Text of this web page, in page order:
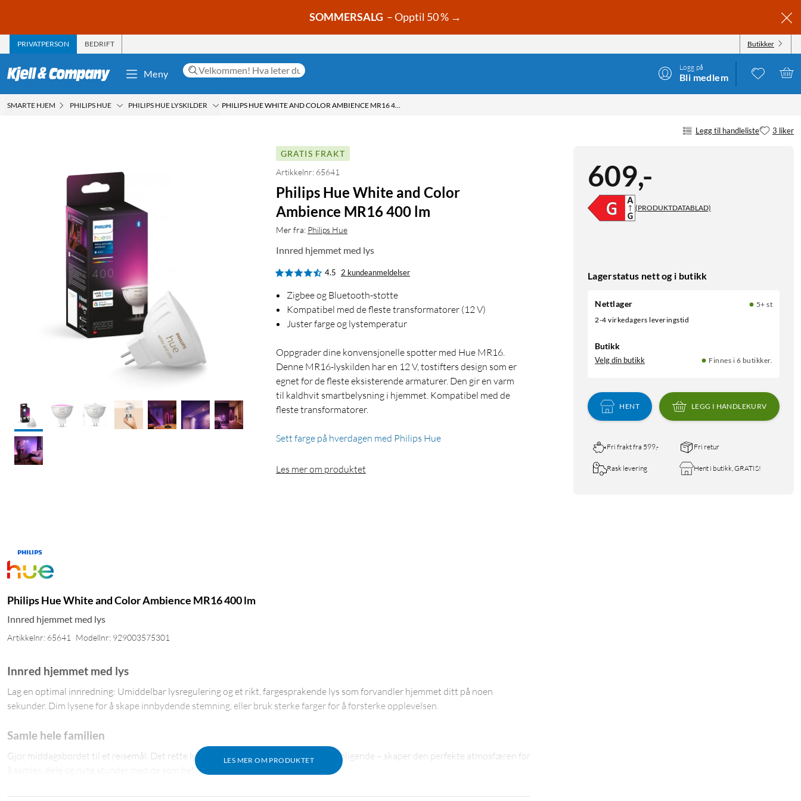
SOMMERSALG – Opptil 50 % →
PRIVATPERSON BEDRIFT Butikker
Meny
Logg på
Bli medlem
SMARTE HJEM PHILIPS HUE PHILIPS HUE LYSKILDER PHILIPS HUE WHITE AND COLOR AMBIENCE MR16 400 LM
Legg til handleliste 3 liker
609,-
(PRODUKTDATABLAD)
Lagerstatus nett og i butikk
Nettlager
5+ st
2-4 virkedagers leveringstid
Butikk
Velg din butikk Finnes i 6 butikker.
HENT LEGG I HANDLEKURV
Fri frakt fra 599,- Fri retur
Rask levering Hent i butikk, GRATIS!
GRATIS FRAKT
Artikkelnr: 65641
Philips Hue White and Color
Ambience MR16 400 lm
Mer fra: Philips Hue
Innred hjemmet med lys
4.5 2 kundeanmeldelser
Zigbee og Bluetooth-støtte
Kompatibel med de fleste transformatorer (12 V)
Juster farge og lystemperatur
Oppgrader dine konvensjonelle spotter med Hue MR16.
Denne MR16-lyskilden har en 12 V, tostifters design som er
egnet for de fleste eksisterende armaturer. Den gir en varm
til kaldhvit smartbelysning i hjemmet. Kompatibel med de
fleste transformatorer.
Sett farge på hverdagen med Philips Hue
Les mer om produktet
Philips Hue White and Color Ambience MR16 400 lm
Innred hjemmet med lys
Artikkelnr: 65641 Modellnr: 929003575301
LES MER OM PRODUKTET
Innred hjemmet med lys
Lag en optimal innredning: Umiddelbar lysregulering og et rikt, fargesprakende lys som forvandler hjemmet ditt på noen
sekunder. Dim lysene for å skape innbydende stemning, eller bruk sterke farger for å forsterke opplevelsen.
Samle hele familien
Gjør middagsbordet til et reisemål. Det rette lyset – klart og sterkt eller lavt og beroligende – skaper den perfekte atmosfæren for
å samles, dele og nyte stunder med de som betyr mest for deg.